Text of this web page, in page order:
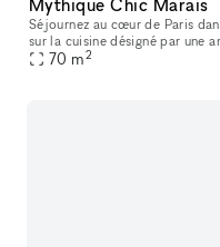
Mythique Chic Marais
Séjournez au cœur de Paris
sur la cuisine désigné par une
immeuble bourgeois de
70 m2